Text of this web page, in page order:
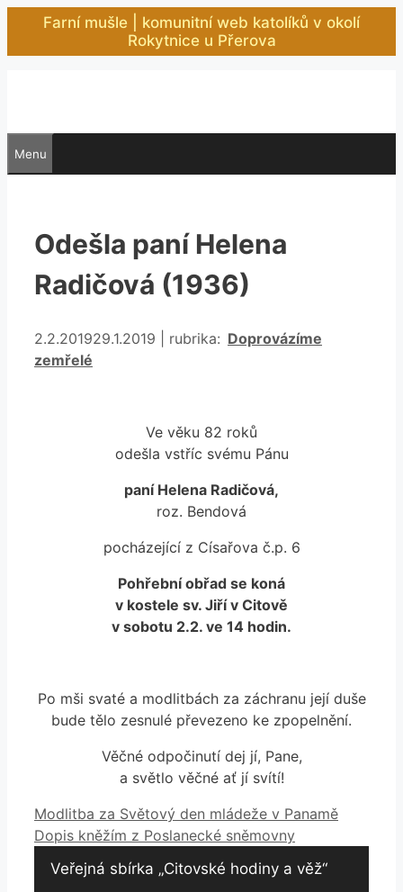
Přeskočit
obsah
Farní mušle | komunitní web katolíků v okolí
Rokytnice u Přerova
Menu
Odešla paní Helena
Radičová (1936)
2.2.201929.1.2019 rubrika: Rubriky
Doprovázíme
zemřelé
Ve věku 82 roků
odešla vstříc svému Pánu
paní Helena Radičová,
roz. Bendová
pocházející z Císařova č.p. 6
Pohřební obřad se koná
v kostele sv. Jiří v Citově
v sobotu 2.2. ve 14 hodin.
Po mši svaté a modlitbách za záchranu její duše
bude tělo zesnulé převezeno ke zpopelnění.
Věčné odpočinutí dej jí, Pane,
a světlo věčné ať jí svítí!
Modlitba za Světový den mládeže v Panamě
Dopis kněžím z Poslanecké sněmovny
Veřejná sbírka „Citovské hodiny a věž“